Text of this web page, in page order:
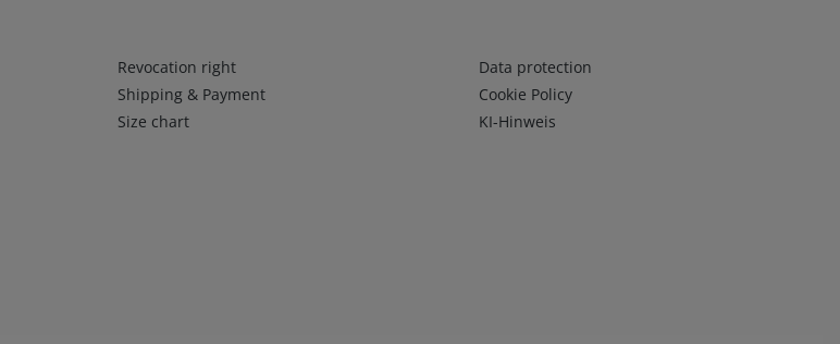
Infos 2
Revocation right
Shipping & Payment
Size chart
Infos 3
Data protection
Cookie Policy
KI-Hinweis